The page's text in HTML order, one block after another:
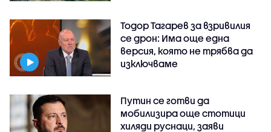
Тодор Тагарев за взривилия
се дрон: Има още една
версия, която не трябва да
изключваме
Путин се готви да
мобилизира още стотици
хиляди руснаци, заяви